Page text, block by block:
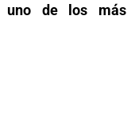
uno de los más